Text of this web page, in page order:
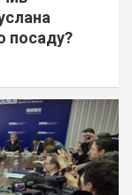
посаду?